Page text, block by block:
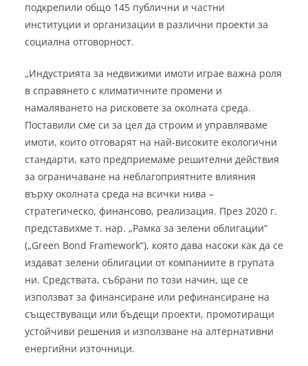
подкрепили общо 145 публични и частни
институции и организации в различни проекти за
социална отговорност.
„Индустрията за недвижими имоти играе важна роля
в справянето с климатичните промени и
намаляването на рисковете за околната среда.
Поставили сме си за цел да строим и управляваме
имоти, които отговарят на най-високите екологични
стандарти, като предприемаме решителни действия
за ограничаване на неблагоприятните влияния
върху околната среда на всички нива –
стратегическо, финансово, реализация. През 2020 г.
представихме т. нар. „Рамка за зелени облигации“
(„Green Bond Framework“), която дава насоки как да се
издават зелени облигации от компаниите в групата
ни. Средствата, събрани по този начин, ще се
използват за финансиране или рефинансиране на
съществуващи или бъдещи проекти, промотиращи
устойчиви решения и използване на алтернативни
енергийни източници.